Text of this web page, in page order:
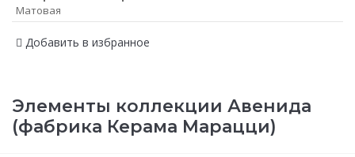
Матовая
Добавить в избранное
Элементы коллекции Авенида
(фабрика Керама Марацци)